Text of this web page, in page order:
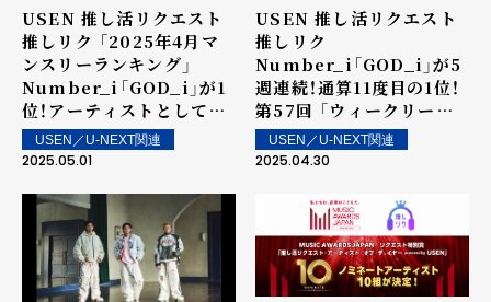
USEN 推し活リクエスト
推しリク 「2025年4月マ
ンスリーランキング」
Number_i「GOD_i」が1
位！アーティストとしては
5か月連続の1位を記録！
USEN／U-NEXT関連
2025.05.01
USEN 推し活リクエスト
推しリク
Number_i「GOD_i」が5
週連続！通算11度目の1位！
第57回 「ウィークリーラ
ンキング」を発表～ 上位ラ
ンクイン楽曲は街中・店内
USEN／U-NEXT関連
2025.04.30